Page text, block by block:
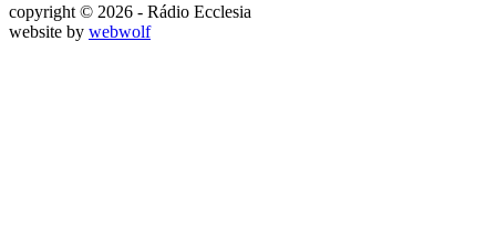
copyright © 2026 - Rádio Ecclesia
website by webwolf